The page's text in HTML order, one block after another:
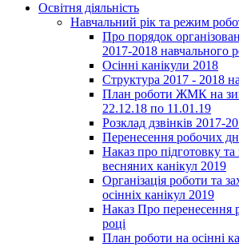
Освітня діяльність
Навчальний рік та режим
Про порядок
2017-2018 навчального
Осінні канікули 2018
Структура 2017 - 2018
План роботи ЖМК на
22.12.18 по 11.01.19
Розклад дзвінків 2017-
Перенесення робочих
Наказ про підготовку
весняних канікул 2019
Організація роботи та
осінніх канікул 2019
Наказ Про перенесення
році
План роботи на осінні